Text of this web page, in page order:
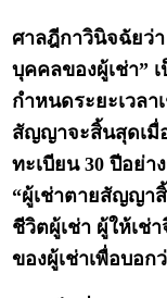
ศาลฎีกาวินิจฉัย
บุคคลของผู้เช่า”
กำหนดระยะเวลา
สัญญาจะสิ้นสุดเ
ทะเบียน 30 ปีอย่
“ผู้เช่าตายสัญญา
ชีวิตผู้เช่า ผู้ให้เช่
ของผู้เช่าเพื่อบอ